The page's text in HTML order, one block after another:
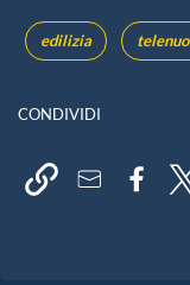
edilizia
CONDIVIDI